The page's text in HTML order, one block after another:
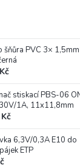
šňůra PVC 3×
stiskací PBS-06
1A, 11x11,8mm
6,3V/0,3A E10 do
ETP